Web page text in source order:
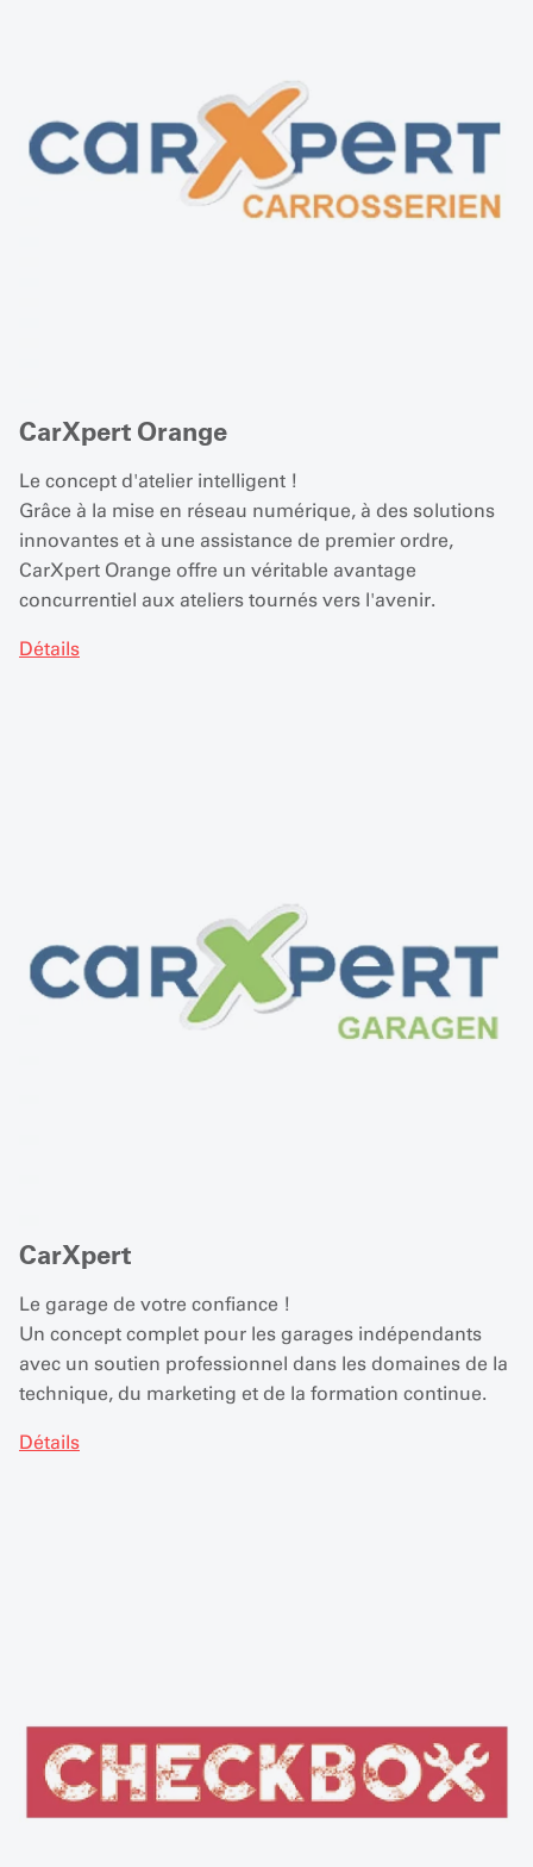
CarXpert Orange
Le concept d'atelier intelligent !
Grâce à la mise en réseau numérique, à des solutions
innovantes et à une assistance de premier ordre,
CarXpert Orange offre un véritable avantage
concurrentiel aux ateliers tournés vers l'avenir.
Détails
CarXpert
Le garage de votre confiance !
Un concept complet pour les garages indépendants
avec un soutien professionnel dans les domaines de la
technique, du marketing et de la formation continue.
Détails